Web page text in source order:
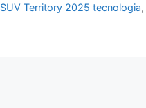
SUV Territory 2025 tecnologia,